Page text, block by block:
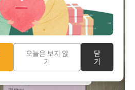
오늘은 보지 않
기
닫
기